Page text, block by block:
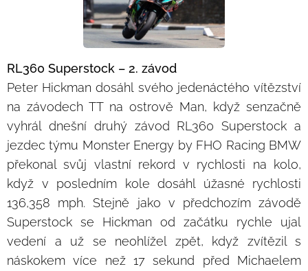
RL360 Superstock – 2. závod
Peter Hickman dosáhl svého jedenáctého vítězství
na závodech TT na ostrově Man, když senzačně
vyhrál dnešní druhý závod RL360 Superstock a
jezdec týmu Monster Energy by FHO Racing BMW
překonal svůj vlastní rekord v rychlosti na kolo,
když v posledním kole dosáhl úžasné rychlosti
136,358 mph. Stejně jako v předchozím závodě
Superstock se Hickman od začátku rychle ujal
vedení a už se neohlížel zpět, když zvítězil s
náskokem více než 17 sekund před Michaelem